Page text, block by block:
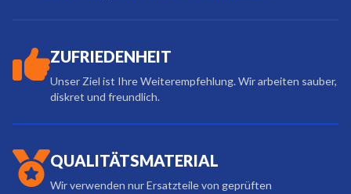
ZUFRIEDENHEIT
Unser Ziel ist Ihre Weiterempfehlung. Wir arbeiten sauber,
diskret und freundlich.
QUALITÄTSMATERIAL
Wir verwenden nur Ersatzteile von geprüften